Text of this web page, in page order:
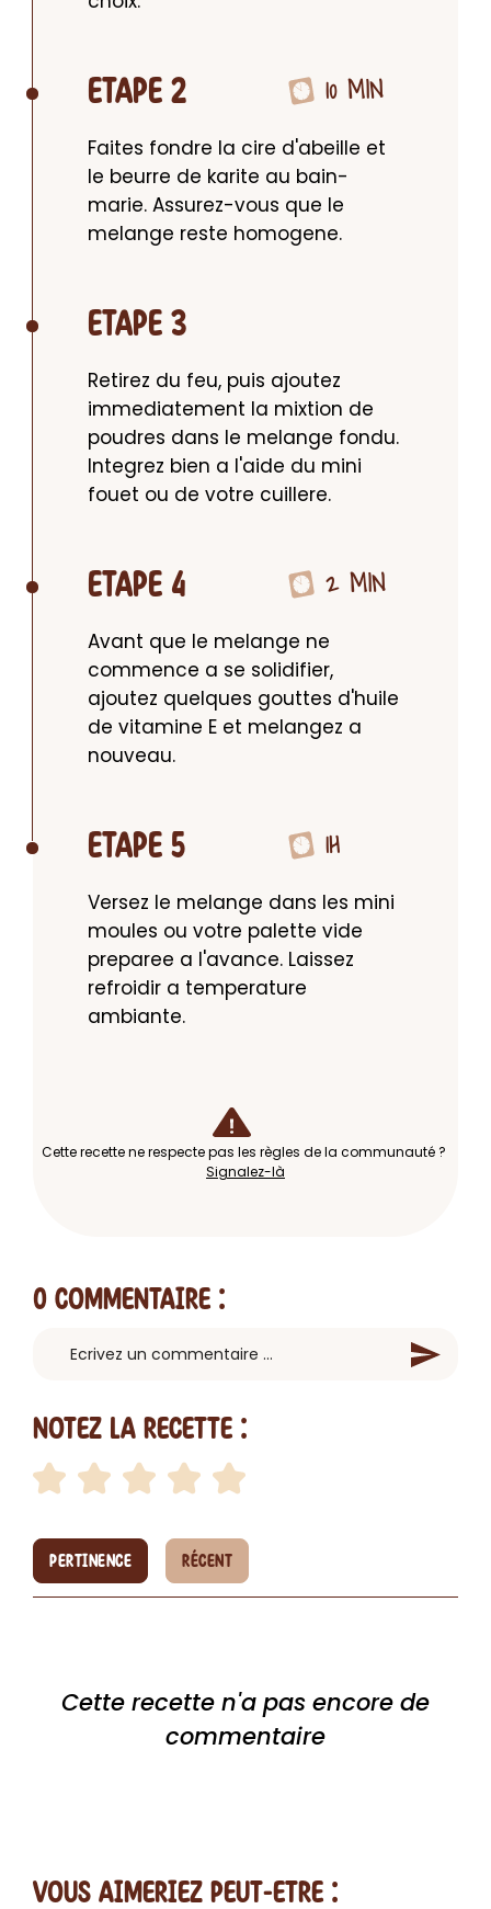
ETAPE 2 10 MIN
Faites fondre la cire d'abeille et
le beurre de karite au bain-
marie. Assurez-vous que le
melange reste homogene.
ETAPE 3
Retirez du feu, puis ajoutez
immediatement la mixtion de
poudres dans le melange fondu.
Integrez bien a l'aide du mini
fouet ou de votre cuillere.
ETAPE 4 2 MIN
Avant que le melange ne
commence a se solidifier,
ajoutez quelques gouttes d'huile
de vitamine E et melangez a
nouveau.
ETAPE 5 1H
Versez le melange dans les mini
moules ou votre palette vide
preparee a l'avance. Laissez
refroidir a temperature
ambiante.
Cette recette ne respecte pas les règles de la communauté ?
Signalez-là
0 Commentaire :
Notez la recette :
PERTINENCE RÉCENT
Cette recette n'a pas encore de
commentaire
vous AIMERiEZ PEUT-ETRE :